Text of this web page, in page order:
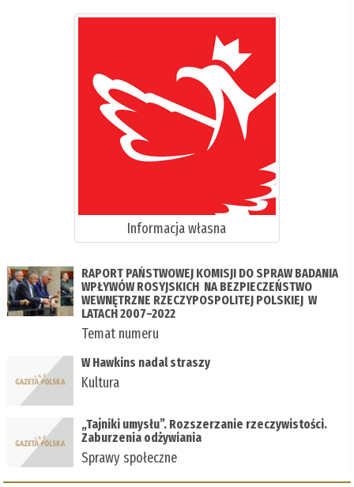
Informacja własna
RAPORT PAŃSTWOWEJ KOMISJI DO SPRAW BADANIA
WPŁYWÓW ROSYJSKICH NA BEZPIECZEŃSTWO
WEWNĘTRZNE RZECZYPOSPOLITEJ POLSKIEJ W
LATACH 2007–2022
Temat numeru
W Hawkins nadal straszy
Kultura
„Tajniki umysłu”. Rozszerzanie rzeczywistości.
Zaburzenia odżywiania
Sprawy społeczne